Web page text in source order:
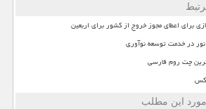
برای اعطای مجوز خروج از کشور برای اربعین
نور در خدمت توسعه نوآوری
چت روم فارسی
مورد این مطلب